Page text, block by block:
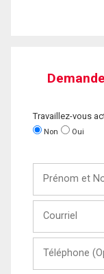
Travaillez-vous
Non Oui
Nom
(Optionnel)